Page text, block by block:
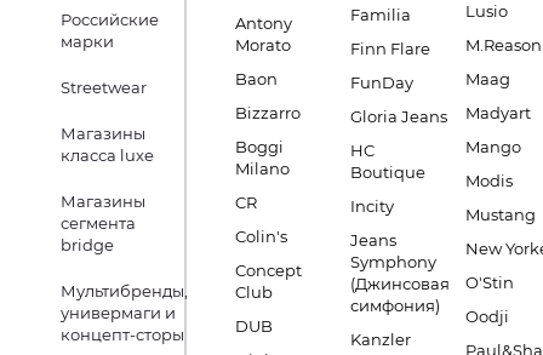
Российские
марки
Streetwear
Магазины
класса luxe
Магазины
сегмента
bridge
Мультибренды,
универмаги и
концепт-сторы
Antony
Morato
Baon
Bizzarro
Boggi
Milano
CR
Colin's
Concept
Club
DUB
Familia
Finn Flare
FunDay
Gloria Jeans
HC
Boutique
Incity
Jeans
Symphony
(Джинсовая
симфония)
Kanzler
Lusio
M.Reason
Maag
Madyart
Mango
Modis
Mustang
New
O'Stin
Oodji